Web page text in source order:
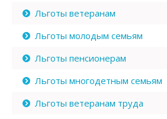
Льготы ветеранам
Льготы молодым семьям
Льготы пенсионерам
Льготы многодетным семьям
Льготы ветеранам труда